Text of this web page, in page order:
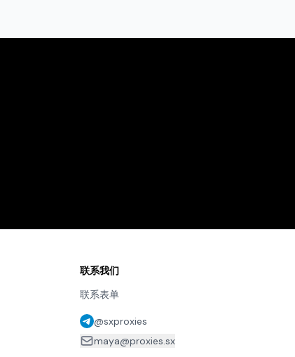
联系我们
联系表单
@sxproxies
maya@proxies.sx